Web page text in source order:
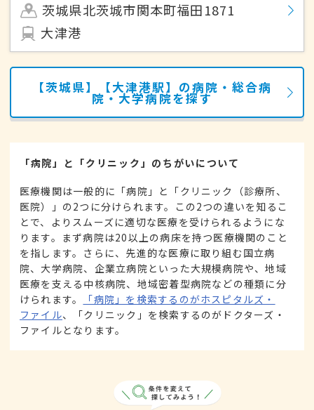
茨城県北茨城市関本町福田1871
大津港
【茨城県】【大津港駅】の病院・総合病
院・大学病院を探す
「病院」と「クリニック」のちがいについて
医療機関は一般的に「病院」と「クリニック（診療所、
医院）」の2つに分けられます。この2つの違いを知るこ
とで、よりスムーズに適切な医療を受けられるようにな
ります。まず病院は20以上の病床を持つ医療機関のこと
を指します。さらに、先進的な医療に取り組む国立病
院、大学病院、企業立病院といった大規模病院や、地域
医療を支える中核病院、地域密着型病院などの種類に分
けられます。
「病院」を検索するのがホスピタルズ・
ファイル、「クリニック」を検索するのがドクターズ・
ファイルとなります。